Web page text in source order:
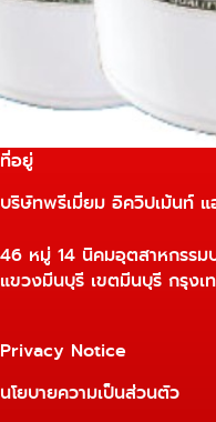
ที่อยู่
บริษัทพรีเมี่ยม อิควิปเม้นท์
46 หมู่ 14 นิคมอุตสาหกรรม
แขวงมีนบุรี เขตมีนบุรี กรุงเ
Privacy Notice
นโยบายความเป็นส่วนตัว